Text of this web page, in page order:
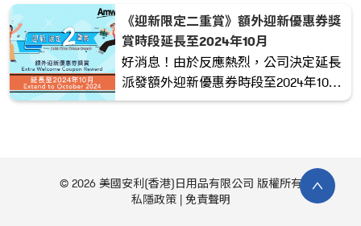
《迎新限定二重賞》額外迎新優惠券獎
賞時段延長至2024年10月
好消息！由於反應熱烈，公司決定延長
派發額外迎新優惠券時段至2024年10
月。
© 2026 美國安利(香港)日用品有限公司 版權所有
私隱政策
免責聲明